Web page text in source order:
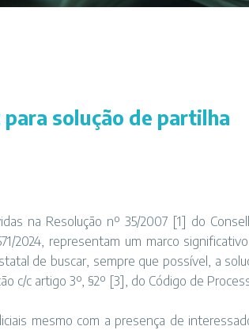
solução de partilha
na Resolução nº 35/2007 [1] do
2024, representam um marco
de buscar, sempre que possível, a
c/c artigo 3º, §2º [3] , do Código de
mesmo com a presença de